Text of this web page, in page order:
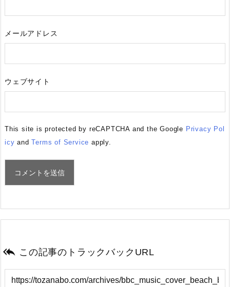
メールアドレス
ウェブサイト
This site is protected by reCAPTCHA and the Google Privacy Pol
icy andTerms of Service apply.
 この記事のトラックバックURL